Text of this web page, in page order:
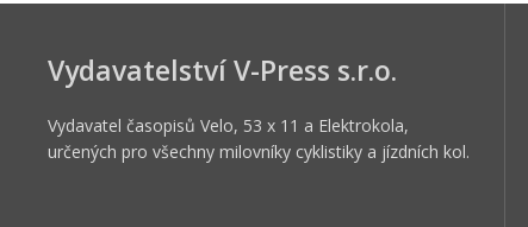
Vydavatelství V-Press s.r.o.
Vydavatel časopisů Velo, 53 x 11 a Elektrokola,
určených pro všechny milovníky cyklistiky a jízdních kol.